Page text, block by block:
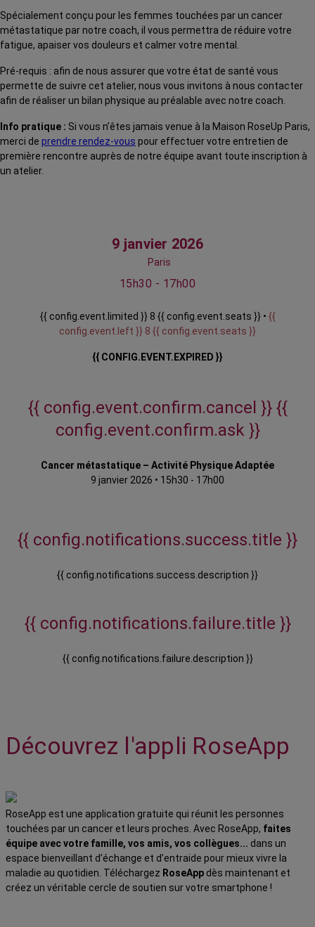
Spécialement conçu pour les femmes touchées par un cancer
métastatique par notre coach, il vous permettra de réduire votre
fatigue, apaiser vos douleurs et calmer votre mental.
Pré-requis : afin de nous assurer que votre état de santé vous
permette de suivre cet atelier, nous vous invitons à nous contacter
afin de réaliser un bilan physique au préalable avec notre coach.
Info pratique : Si vous n’êtes jamais venue à la Maison RoseUp Paris,
merci de prendre rendez-vous pour effectuer votre entretien de
première rencontre auprès de notre équipe avant toute inscription à
un atelier.
9 janvier 2026
Paris
15h30 - 17h00
{{ config.event.limited }} 8 {{ config.event.seats }} • {{
config.event.left }} 8 {{ config.event.seats }}
{{ CONFIG.EVENT.EXPIRED }}
{{ config.event.confirm.cancel }} {{
config.event.confirm.ask }}
Cancer métastatique – Activité Physique Adaptée
9 janvier 2026 • 15h30 - 17h00
{{ config.notifications.success.title }}
{{ config.notifications.success.description }}
{{ config.notifications.failure.title }}
{{ config.notifications.failure.description }}
Découvrez l'appli RoseApp
RoseApp est une application gratuite qui réunit les personnes
touchées par un cancer et leurs proches. Avec RoseApp, faites
équipe avec votre famille, vos amis, vos collègues... dans un
espace bienveillant d’échange et d’entraide pour mieux vivre la
maladie au quotidien. Téléchargez RoseApp dès maintenant et
créez un véritable cercle de soutien sur votre smartphone !